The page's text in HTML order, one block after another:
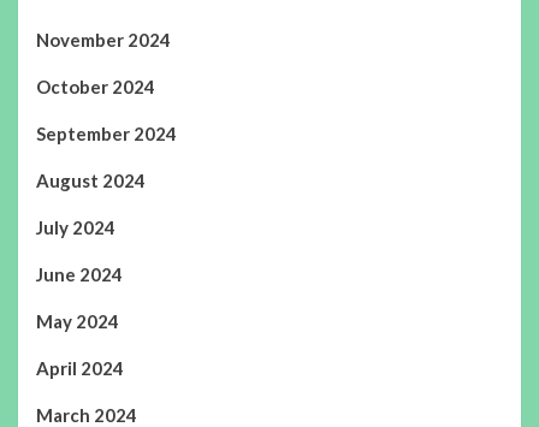
November 2024
October 2024
September 2024
August 2024
July 2024
June 2024
May 2024
April 2024
March 2024